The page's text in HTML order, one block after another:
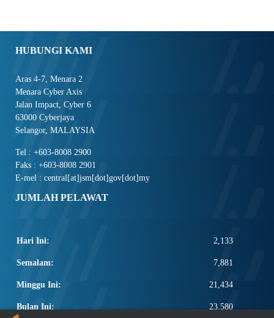
HUBUNGI KAMI
Aras 4-7, Menara 2
Menara Cyber Axis
Jalan Impact, Cyber 6
63000 Cyberjaya
Selangor, MALAYSIA
Tel : +603-8008 2900
Faks : +603-8008 2901
E-mel : central[at]jsm[dot]gov[dot]my
JUMLAH PELAWAT
Hari Ini: 2,133
Semalam: 7,881
Minggu Ini: 21,434
Bulan Ini: 23,580